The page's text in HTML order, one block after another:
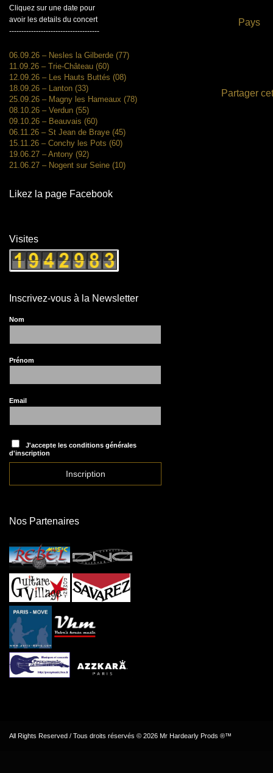
Pays
Partager
Cliquez sur une date pour
avoir les details du concert
-------------------------------------
06.09.26 – Nesles la Gilberde (77)
11.09.26 – Trie-Château (60)
12.09.26 – Les Hauts Buttés (08)
18.09.26 – Lanton (33)
25.09.26 – Magny les Hameaux (78)
08.10.26 – Verdun (55)
09.10.26 – Beauvais (60)
06.11.26 – St Jean de Braye (45)
15.11.26 – Conchy les Pots (60)
19.06.27 – Antony (92)
21.06.27 – Nogent sur Seine (10)
Likez la page Facebook
Visites
Inscrivez-vous à la Newsletter
Nom
Prénom
Email
J'accepte les conditions générales
d'inscription
Nos Partenaires
All Rights Reserved / Tous droits réservés © 2026 Mr Hardearly Prods ®™